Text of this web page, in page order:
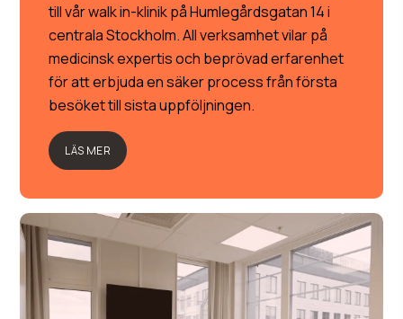
till vår walk in-klinik på Humlegårdsgatan 14 i
centrala Stockholm. All verksamhet vilar på
medicinsk expertis och beprövad erfarenhet
för att erbjuda en säker process från första
besöket till sista uppföljningen.
LÄS MER